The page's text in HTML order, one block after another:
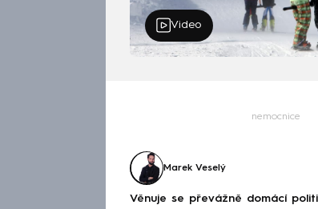
Video
nemocnice
Marek Veselý
Věnuje se převážně domácí